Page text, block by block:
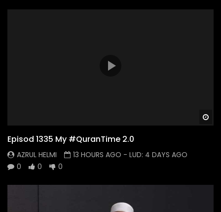
Episod 1335 My #QuranTime 2.0
AZRUL HELMI 13 HOURS AGO - LUD: 4 DAYS AGO
0
0 0